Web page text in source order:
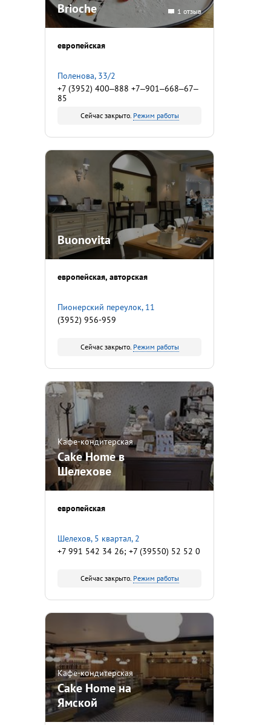
Brioche 1 отзыв
европейская
Поленова, 33/2
+7 (3952) 400‒888 +7‒901‒668‒67‒
85
Сейчас закрыто. Режим работы
Buonovita
европейская авторская
Пионерский переулок, 11
(3952) 956-959
Сейчас закрыто. Режим работы
Кафе-кондитерская
Cake Home в
Шелехове
европейская
Шелехов, 5 квартал, 2
+7 991 542 34 26; +7 (39550) 52 52 0
Сейчас закрыто. Режим работы
Кафе-кондитерская
Cake Home на
Ямской